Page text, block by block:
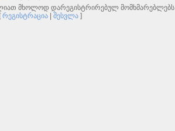
მხოლოდ დარეგისტრირებულ მომხმარებლებს
[რეგისტრაცია შესვლა ]